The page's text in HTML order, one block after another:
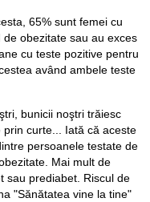
65% sunt femei cu
obezitate sau au exces
cu teste pozitive pentru
având ambele teste
bunicii noştri trăiesc
curte... Iată că aceste
persoanele testate de
Mai mult de
sau prediabet. Riscul de
"Sănătatea vine la tine"